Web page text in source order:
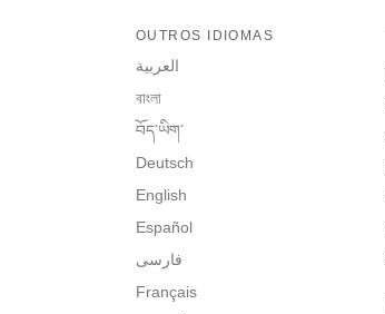
OUTROS IDIOMAS
العربية
বাংলা
བོད་ཡིག་
Deutsch
English
Español
فارسی
Français